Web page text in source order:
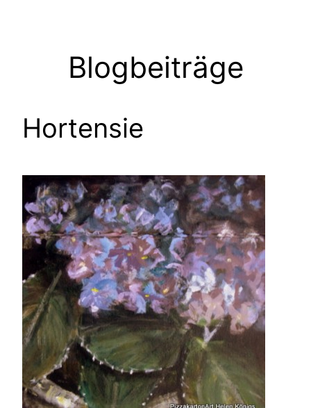
Blogbeiträge
Hortensie